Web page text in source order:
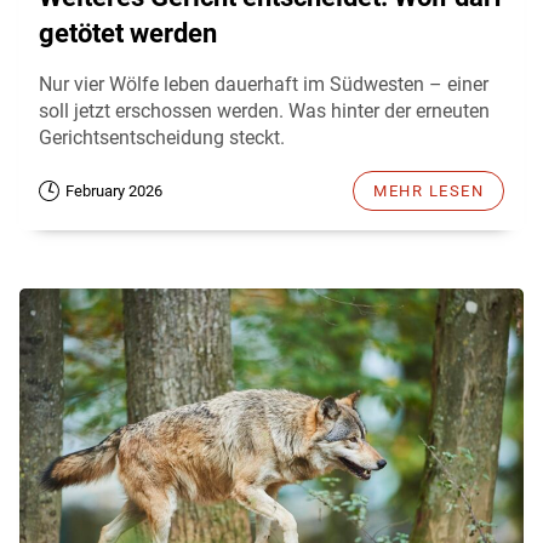
getötet werden
Nur vier Wölfe leben dauerhaft im Südwesten – einer
soll jetzt erschossen werden. Was hinter der erneuten
Gerichtsentscheidung steckt.
February 2026 MEHR LESEN